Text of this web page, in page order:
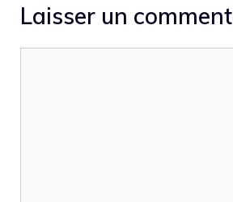
Laisser un